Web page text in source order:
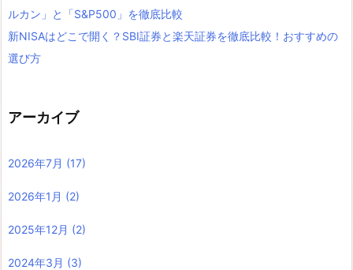
ルカン」と「S&P500」を徹底比較
新NISAはどこで開く？SBI証券と楽天証券を徹底比較！おすすめの
選び方
アーカイブ
2026年7月 (17)
2026年1月 (2)
2025年12月 (2)
2024年3月 (3)